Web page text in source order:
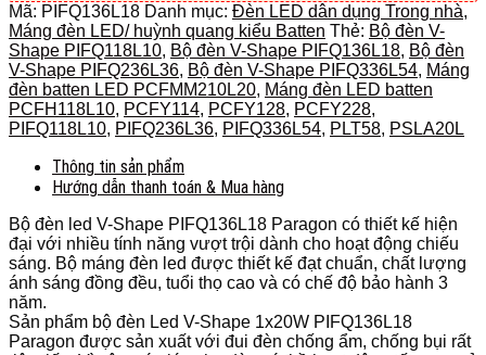
Mã: PIFQ136L18 Danh mục: Đèn LED dân dụng Trong nhà,
Máng đèn LED/ huỳnh quang kiểu Batten Thẻ: Bộ đèn V-
Shape PIFQ118L10, Bộ đèn V-Shape PIFQ136L18, Bộ đèn
V-Shape PIFQ236L36, Bộ đèn V-Shape PIFQ336L54, Máng
đèn batten LED PCFMM210L20, Máng đèn LED batten
PCFH118L10, PCFY114, PCFY128, PCFY228,
PIFQ118L10, PIFQ236L36, PIFQ336L54, PLT58, PSLA20L
Thông tin sản phẩm
Hướng dẫn thanh toán & Mua hàng
Bộ đèn led V-Shape PIFQ136L18 Paragon có thiết kế hiện
đại với nhiều tính năng vượt trội dành cho hoạt động chiếu
sáng. Bộ máng đèn led được thiết kế đạt chuẩn, chất lượng
ánh sáng đồng đều, tuổi thọ cao và có chế độ bảo hành 3
năm.
Sản phẩm bộ đèn Led V-Shape 1x20W PIFQ136L18
Paragon được sản xuất với đui đèn chống ẩm, chống bụi rất